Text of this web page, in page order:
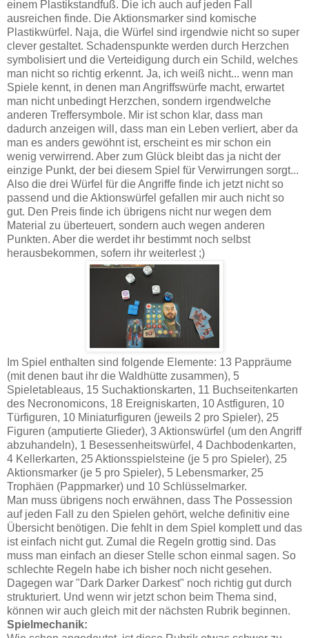
einem Plastikstandfuß. Die ich auch auf jeden Fall
ausreichen finde. Die Aktionsmarker sind komische
Plastikwürfel. Naja, die Würfel sind irgendwie nicht so super
clever gestaltet. Schadenspunkte werden durch Herzchen
symbolisiert und die Verteidigung durch ein Schild, welches
man nicht so richtig erkennt. Ja, ich weiß nicht... wenn man
Spiele kennt, in denen man Angriffswürfe macht, erwartet
man nicht unbedingt Herzchen, sondern irgendwelche
anderen Treffersymbole. Mir ist schon klar, dass man
dadurch anzeigen will, dass man ein Leben verliert, aber da
man es anders gewöhnt ist, erscheint es mir schon ein
wenig verwirrend. Aber zum Glück bleibt das ja nicht der
einzige Punkt, der bei diesem Spiel für Verwirrungen sorgt...
Also die drei Würfel für die Angriffe finde ich jetzt nicht so
passend und die Aktionswürfel gefallen mir auch nicht so
gut. Den Preis finde ich übrigens nicht nur wegen dem
Material zu überteuert, sondern auch wegen anderen
Punkten. Aber die werdet ihr bestimmt noch selbst
herausbekommen, sofern ihr weiterlest ;)
Im Spiel enthalten sind folgende Elemente: 13 Pappräume
(mit denen baut ihr die Waldhütte zusammen), 5
Spieletableaus, 15 Suchaktionskarten, 11 Buchseitenkarten
des Necronomicons, 18 Ereigniskarten, 10 Astfiguren, 10
Türfiguren, 10 Miniaturfiguren (jeweils 2 pro Spieler), 25
Figuren (amputierte Glieder), 3 Aktionswürfel (um den Angriff
abzuhandeln), 1 Besessenheitswürfel, 4 Dachbodenkarten,
4 Kellerkarten, 25 Aktionsspielsteine (je 5 pro Spieler), 25
Aktionsmarker (je 5 pro Spieler), 5 Lebensmarker, 25
Trophäen (Pappmarker) und 10 Schlüsselmarker.
Man muss übrigens noch erwähnen, dass The Possession
auf jeden Fall zu den Spielen gehört, welche definitiv eine
Übersicht benötigen. Die fehlt in dem Spiel komplett und das
ist einfach nicht gut. Zumal die Regeln grottig sind. Das
muss man einfach an dieser Stelle schon einmal sagen. So
schlechte Regeln habe ich bisher noch nicht gesehen.
Dagegen war "Dark Darker Darkest" noch richtig gut durch
strukturiert. Und wenn wir jetzt schon beim Thema sind,
können wir auch gleich mit der nächsten Rubrik beginnen.
Spielmechanik: